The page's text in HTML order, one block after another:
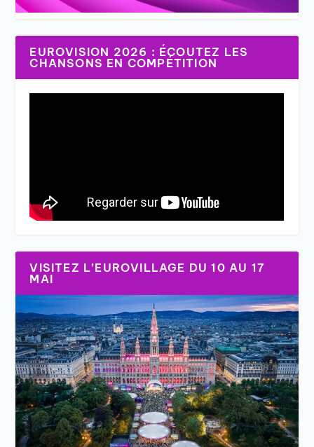
EUROVISION 2026 : ÉCOUTEZ LES
CHANSONS EN COMPÉTITION
VISITEZ L’EUROVILLAGE DU 10 AU 17
MAI